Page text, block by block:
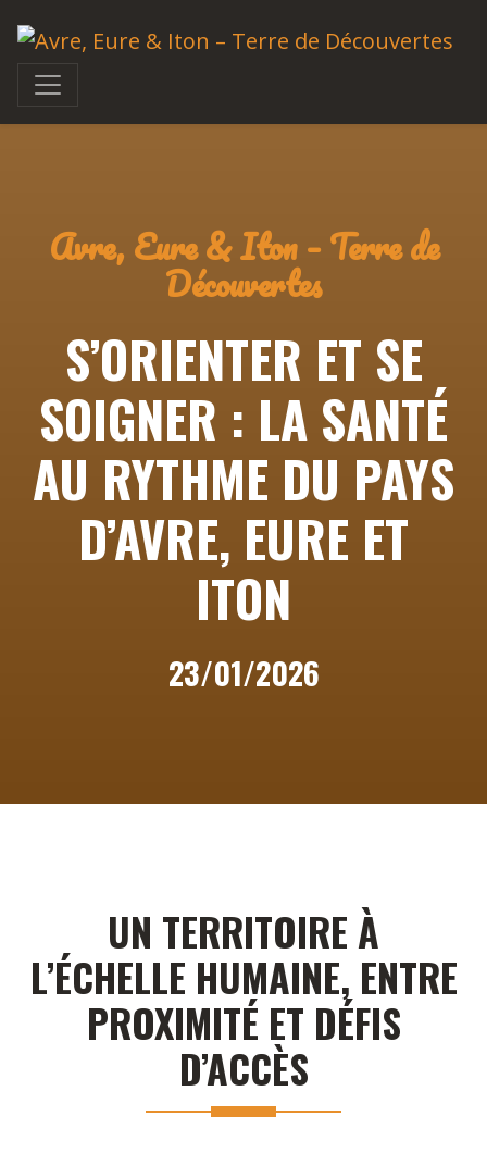
Avre, Eure & Iton – Terre de
Découvertes
S’ORIENTER ET SE
SOIGNER : LA SANTÉ
AU RYTHME DU PAYS
D’AVRE, EURE ET
ITON
23/01/2026
UN TERRITOIRE À
L’ÉCHELLE HUMAINE, ENTRE
PROXIMITÉ ET DÉFIS
D’ACCÈS